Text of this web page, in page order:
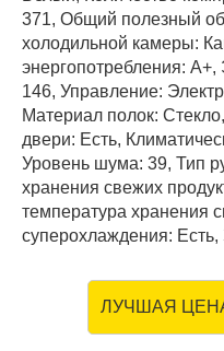
371, Общий полезный
холодильной камеры:
энергопотребления: А+,
146, Управление:
Материал полок:
двери: Есть,
Уровень шума: 39, Тип
хранения свежих
температура хранения
суперохлаждения:
ЛУЧШАЯ